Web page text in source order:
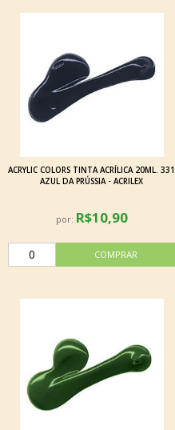
ACRYLIC COLORS TINTA ACRÍLICA 20ML. 331
AZUL DA PRÚSSIA - ACRILEX
por: R$10,90